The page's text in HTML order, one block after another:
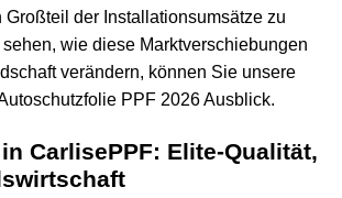
Großteil der Installationsumsätze zu
wie diese Marktverschiebungen
verändern, können Sie unsere
PPF 2026Ausblick.
CarlisePPF: Elite-Qualität,